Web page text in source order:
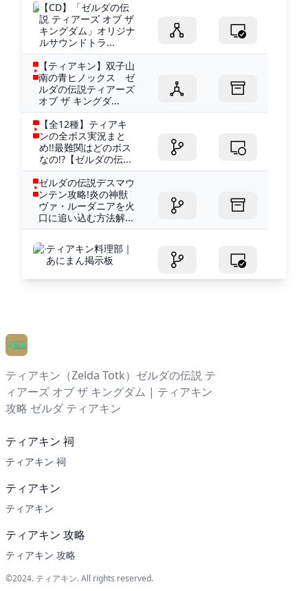
【CD】「ゼルダの伝
説 ティアーズ オブ ザ
キングダム」オリジナ
ルサウンドトラ...
【ティアキン】双子山
南の青ヒノックス ゼ
ルダの伝説ティアーズ
オブ ザ キングダ...
【全12種】ティアキ
ンの全ボス実況まと
め!!最難関はどのボス
なの!?【ゼルダの伝...
ゼルダの伝説デスマウ
ンテン攻略!炎の神獣
ヴァ・ルーダニアを火
口に追い込む方法解...
ティアキン料理部｜
あにまん掲示板
ティアキン（Zelda Totk）ゼルダの伝説 テ
ィアーズ オブ ザ キングダム | ティアキン
攻略 ゼルダ ティアキン
ティアキン 祠
ティアキン 祠
ティアキン
ティアキン
ティアキン 攻略
ティアキン 攻略
©2024. ティアキン. All rights reserved.